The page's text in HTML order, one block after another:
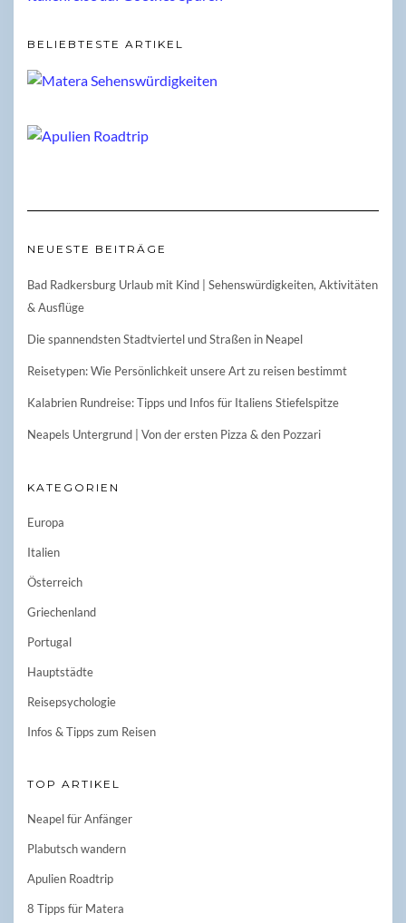
BELIEBTESTE ARTIKEL
NEUESTE BEITRÄGE
Bad Radkersburg Urlaub mit Kind | Sehenswürdigkeiten, Aktivitäten
& Ausflüge
Die spannendsten Stadtviertel und Straßen in Neapel
Reisetypen: Wie Persönlichkeit unsere Art zu reisen bestimmt
Kalabrien Rundreise: Tipps und Infos für Italiens Stiefelspitze
Neapels Untergrund | Von der ersten Pizza & den Pozzari
KATEGORIEN
Europa
Italien
Österreich
Griechenland
Portugal
Hauptstädte
Reisepsychologie
Infos & Tipps zum Reisen
TOP ARTIKEL
Neapel für Anfänger
Plabutsch wandern
Apulien Roadtrip
8 Tipps für Matera